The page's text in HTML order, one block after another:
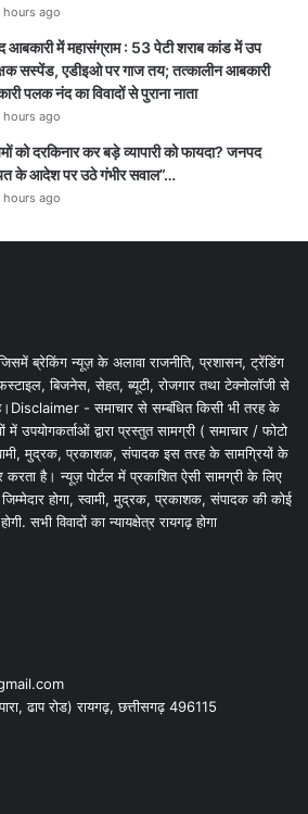
hours ago
आबकारी में महासंग्राम : 53 पेटी शराब कांड में उप
सस्पेंड, एडीइओ पर गाज तय; तत्कालीन आबकारी
पलक नंद का विवादों से पुराना नाता
hours ago
को दरकिनार कर बड़े व्यापारी को फायदा? जनपद
के आदेश पर उठे गंभीर सवाल”…
hours ago
ब्रेकिंग न्यूज़ के अलावा राजनीति, प्रशासन, ट्रेंडिंग
बिजनेस, सेहत, ब्यूटी, रोजगार तथा टेक्नोलॉजी से
- समाचार से सम्बंधित किसी भी तरह के
उपयोगकर्ताओं द्वारा प्रस्तुत सामग्री ( समाचार / फोटो
मुद्रक, प्रकाशक, संपादक इस तरह के सामग्रियों के
करता है। न्यूज़ पोर्टल में प्रकाशित ऐसी सामग्री के लिए
होगा, स्वामी, मुद्रक, प्रकाशक, संपादक की कोई
सभी विवादों का न्यायक्षेत्र रायगढ़ होगा
ढाप रोड) रायगढ़, छत्तीसगढ़ 496115